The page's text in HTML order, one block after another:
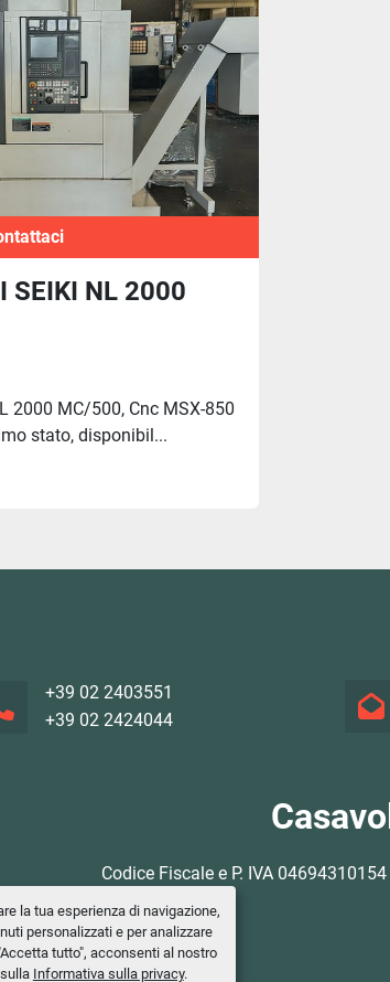
la tua esperienza di navigazione,
personalizzati e per analizzare
tutto", acconsenti al nostro
Informativa sulla privacy.
SEIKI NL 2000
2000 MC/500, Cnc MSX-850
stato, disponibil...
+39 02 2403551
+39 02 2424044
Codice Fiscale e P. IVA